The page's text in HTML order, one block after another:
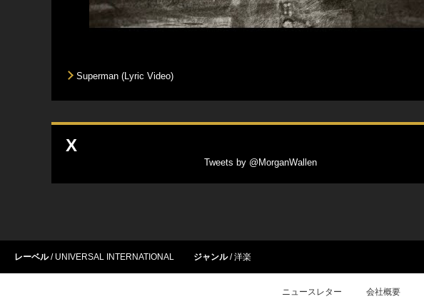
Superman (Lyric Video)
X
Tweets by @MorganWallen
レーベル UNIVERSAL INTERNATIONAL ジャンル 洋楽
ニュースレター 会社概要